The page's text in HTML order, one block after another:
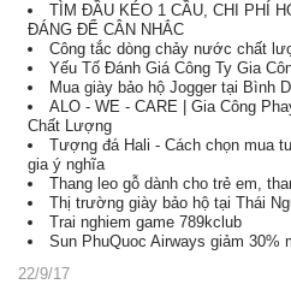
TÌM ĐẦU KÉO 1 CẦU, CHI PHÍ
ĐÁNG ĐỂ CÂN NHẮC
Công tắc dòng chảy nước chất
Yếu Tố Đánh Giá Công Ty Gia
Mua giày bảo hộ Jogger tại Bình
ALO - WE - CARE | Gia Công
Chất Lượng
Tượng đá Hali - Cách chọn mua
gia ý nghĩa
Thang leo gỗ dành cho trẻ em,
Thị trường giày bảo hộ tại Thái
Trai nghiem game 789kclub
Sun PhuQuoc Airways giảm 30%
22/9/17